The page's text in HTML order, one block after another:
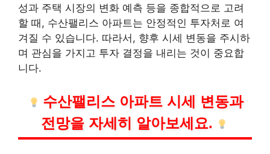
성과 주택 시장의 변화 예측 등을 종합적으로 고려
할 때, 수산팰리스 아파트는 안정적인 투자처로 여
겨질 수 있습니다. 따라서, 향후 시세 변동을 주시하
며 관심을 가지고 투자 결정을 내리는 것이 중요합
니다.
수산팰리스 아파트 시세 변동과
전망을 자세히 알아보세요.